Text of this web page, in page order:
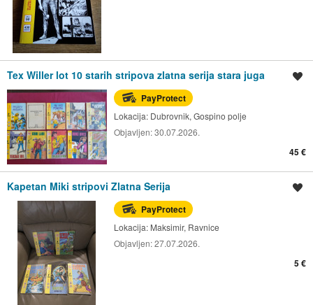
Tex Willer lot 10 starih stripova zlatna serija stara juga
PayProtect
Lokacija: Dubrovnik, Gospino polje
Objavljen:30.07.2026.
45 €
Kapetan Miki stripovi Zlatna Serija
PayProtect
Lokacija: Maksimir, Ravnice
Objavljen:27.07.2026.
5 €